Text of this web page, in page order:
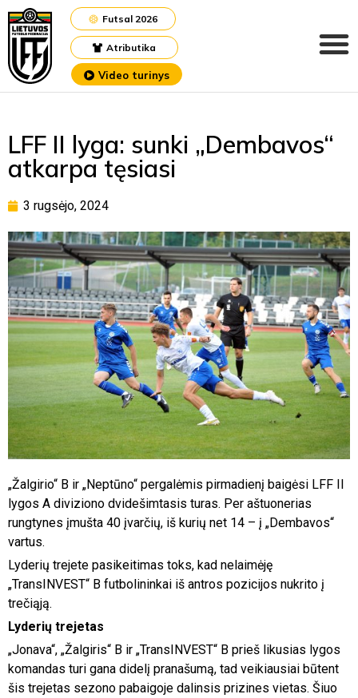
Atributika
Futsal 2026
Video turinys
LFF II lyga: sunki „Dembavos“
atkarpa tęsiasi
3 rugsėjo, 2024
„Žalgirio“ B ir „Neptūno“ pergalėmis pirmadienį baigėsi LFF II
lygos A diviziono dvidešimtasis turas. Per aštuonerias
rungtynes įmušta 40 įvarčių, iš kurių net 14 – į „Dembavos“
vartus.
Lyderių trejete pasikeitimas toks, kad nelaimėję
„TransINVEST“ B futbolininkai iš antros pozicijos nukrito į
trečiąją.
Lyderių trejetas
„Jonava“, „Žalgiris“ B ir „TransINVEST“ B prieš likusias lygos
komandas turi gana didelį pranašumą, tad veikiausiai būtent
šis trejetas sezono pabaigoje dalinsis prizines vietas. Šiuo